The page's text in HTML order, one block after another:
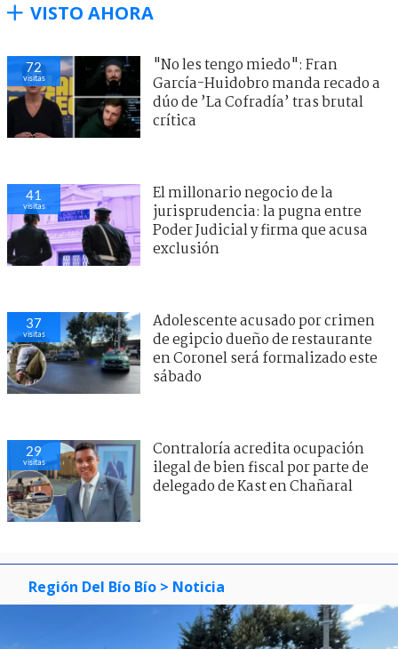
VISTO AHORA
72
visitas
"No les tengo miedo": Fran
García-Huidobro manda recado a
dúo de ’La Cofradía’ tras brutal
crítica
41
visitas
El millonario negocio de la
jurisprudencia: la pugna entre
Poder Judicial y firma que acusa
exclusión
37
visitas
Adolescente acusado por crimen
de egipcio dueño de restaurante
en Coronel será formalizado este
sábado
29
visitas
Contraloría acredita ocupación
ilegal de bien fiscal por parte de
delegado de Kast en Chañaral
Región Del Bío Bío > Noticia